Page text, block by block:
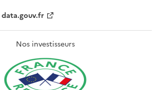
data.gouv.fr
Nos investisseurs